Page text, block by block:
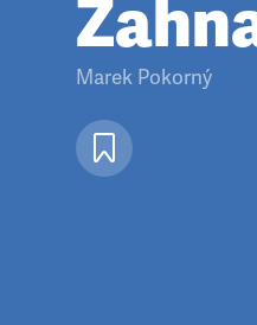
Marek Pokorný